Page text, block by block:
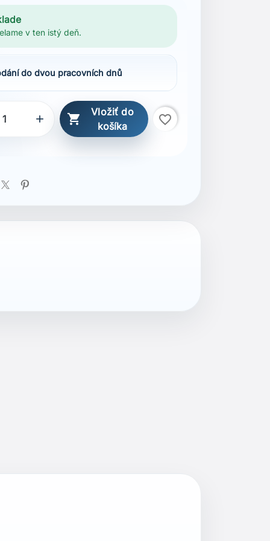
v ten istý deň.
do dvou pracovních dnů
 
Vložiť do
košíka
favorite_border